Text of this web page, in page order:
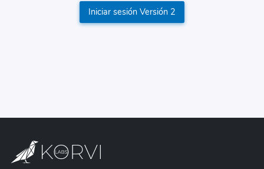
Iniciar sesión Versión 2